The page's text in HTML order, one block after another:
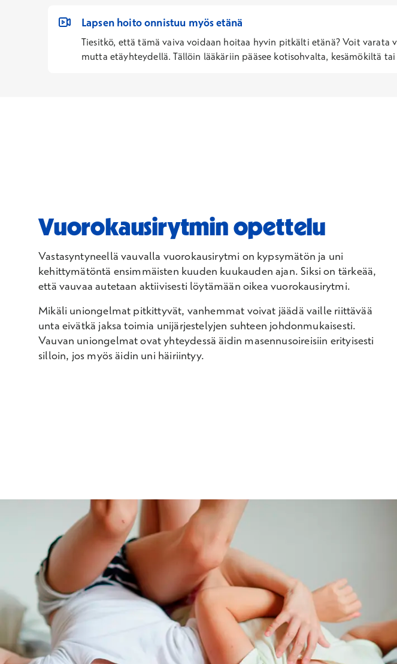
Lapsen hoito onnistuu myös etänä
Tiesitkö, että tämä vaiva voidaan hoitaa hyvin pitkälti etänä? Voit
mutta etäyhteydellä. Tällöin lääkäriin pääsee kotisohvalta, kesämökiltä tai
Vuorokausirytmin opettelu
Vastasyntyneellä vauvalla vuorokausirytmi on kypsymätön ja uni
kehittymätöntä ensimmäisten kuuden kuukauden ajan. Siksi on tärkeää,
että vauvaa autetaan aktiivisesti löytämään oikea vuorokausirytmi.
Mikäli uniongelmat pitkittyvät, vanhemmat voivat jäädä vaille riittävää
unta eivätkä jaksa toimia unijärjestelyjen suhteen johdonmukaisesti.
Vauvan uniongelmat ovat yhteydessä äidin masennusoireisiin erityisesti
silloin, jos myös äidin uni häiriintyy.